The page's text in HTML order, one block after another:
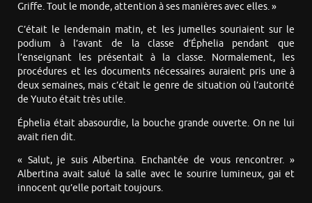
Griffe. Tout le monde, attention à ses manières avec elles. »
C’était le lendemain matin, et les jumelles souriaient sur le
podium à l’avant de la classe d’Éphelia pendant que
l’enseignant les présentait à la classe. Normalement, les
procédures et les documents nécessaires auraient pris une à
deux semaines, mais c’était le genre de situation où l’autorité
de Yuuto était très utile.
Éphelia était abasourdie, la bouche grande ouverte. On ne lui
avait rien dit.
« Salut, je suis Albertina. Enchantée de vous rencontrer. »
Albertina avait salué la salle avec le sourire lumineux, gai et
innocent qu’elle portait toujours.